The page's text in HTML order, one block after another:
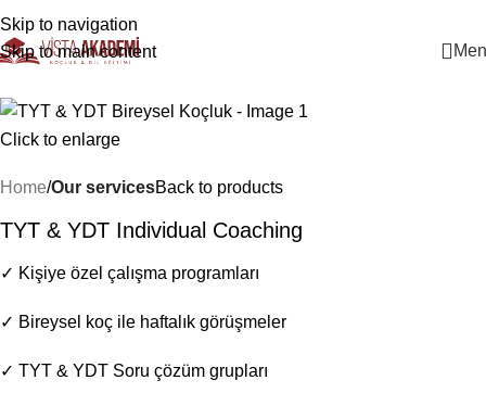
Skip to navigation
Skip to main content
+90 546 902 59 98 | bilgi@vistaakademi.com
Click to enlarge
Home Our servicesBack to products
TYT & YDT Individual Coaching
✓ Kişiye özel çalışma programları
✓ Bireysel koç ile haftalık görüşmeler
✓ TYT & YDT Soru çözüm grupları